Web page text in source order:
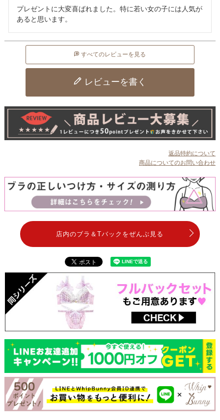
プレゼントに大変喜ばれました。特に若い女の子には人気が
あると思います。
すべてのレビューを見る
レビューを書く
返品特約について
商品についてのお問い合わせ
店内のブラ＆Tバックをぜんぶ見る